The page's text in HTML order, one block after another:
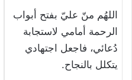
اللهُم منّ عليّ بفتح أبواب
الرحمة أمامي لاستجابة
دُعائي، فاجعل اجتهادي
يتكلل بالنجاح.